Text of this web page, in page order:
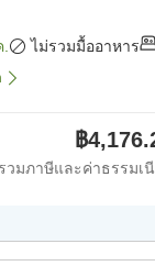
. ไม่รวมมื้ออาหาร
฿
รวมภาษีและค่าธรรมเ